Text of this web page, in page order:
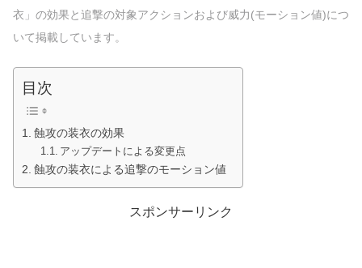
衣」の効果と追撃の対象アクションおよび威力(モーション値)につ
いて掲載しています。
目次
蝕攻の装衣の効果
アップデートによる変更点
蝕攻の装衣による追撃のモーション値
スポンサーリンク